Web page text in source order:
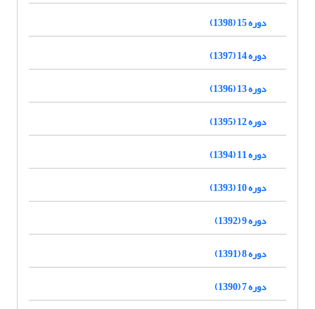
دوره 15 (1398)
دوره 14 (1397)
دوره 13 (1396)
دوره 12 (1395)
دوره 11 (1394)
دوره 10 (1393)
دوره 9 (1392)
دوره 8 (1391)
دوره 7 (1390)